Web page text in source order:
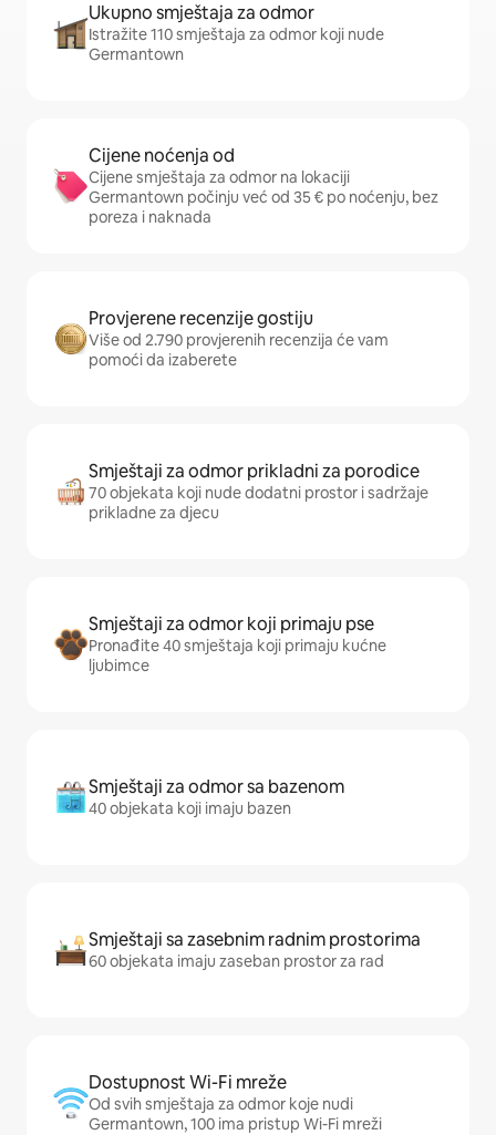
Ukupno smještaja za odmor
Istražite 110 smještaja za odmor koji nude
Germantown
Cijene noćenja od
Cijene smještaja za odmor na lokaciji
Germantown počinju već od 35 € po noćenju, bez
poreza i naknada
Provjerene recenzije gostiju
Više od 2.790 provjerenih recenzija će vam
pomoći da izaberete
Smještaji za odmor prikladni za porodice
70 objekata koji nude dodatni prostor i sadržaje
prikladne za djecu
Smještaji za odmor koji primaju pse
Pronađite 40 smještaja koji primaju kućne
ljubimce
Smještaji za odmor sa bazenom
40 objekata koji imaju bazen
Smještaji sa zasebnim radnim prostorima
60 objekata imaju zaseban prostor za rad
Dostupnost Wi-Fi mreže
Od svih smještaja za odmor koje nudi
Germantown, 100 ima pristup Wi-Fi mreži